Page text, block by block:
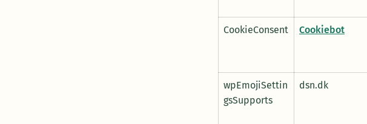
CookieConsent Cookiebot
wpEmojiSettin
gsSupports
dsn.dk